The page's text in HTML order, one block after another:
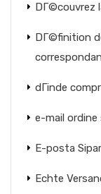
DГ©couvrez
DГ©finition
dГіnde
e-mail ordine
E-posta
Echte